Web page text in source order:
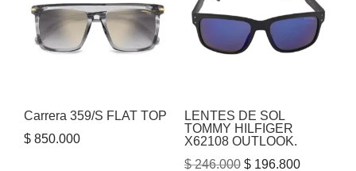
Carrera 359/S FLAT TOP
$ 850.000
LENTES DE SOL
TOMMY HILFIGER
X62108 OUTLOOK.
$246.000 El
$196.800El